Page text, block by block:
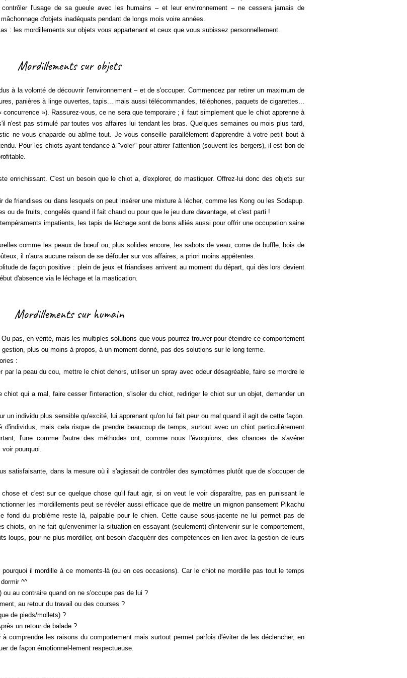
l'usage de sa gueule avec les humains – et leur environnement – ne cessera jamais de
d'objets inadéquats pendant de longs mois voire années.
: les mordillements sur objets vous appartenant et ceux que vous subissez personnellement.
Mordillements sur objets
la volonté de découvrir l'environnement – et de s'occuper. Commencez par retirer un maximum de
panières à linge ouvertes, tapis... mais aussi télécommandes, téléphones, paquets de cigarettes...
»). Rassurez-vous, ce ne sera que temporaire ; il faut simplement que le chiot apprenne à
n'est pas stimulé par toutes vos affaires lui tendant les bras. Quelques semaines ou mois plus tard,
ne vous chaparde ou abîme tout. Je vous conseille parallèlement d'apprendre à votre petit bout à
Pour les chiots ayant tendance à "voler" pour attirer l'attention (souvent les bergers), il est bon de
.
C'est un besoin que le chiot a, d'explorer, de mastiquer. Offrez-lui donc des objets sur
friandises ou dans lesquels on peut insérer une mixture à lécher, comme les Kong ou les Sodapup.
ou de fruits, congelés quand il fait chaud ou pour que le jeu dure davantage, et c'est parti !
impatients, les tapis de léchage sont de bons alliés aussi pour offrir une occupation saine
comme les peaux de bœuf ou, plus solides encore, les sabots de veau, corne de buffle, bois de
il n'aura aucune raison de se défouler sur vos affaires, a priori moins appétentes.
de façon positive : plein de jeux et friandises arrivent au moment du départ, qui dès lors devient
d'absence via le léchage et la mastication.
Mordillements sur humain
pas, en vérité, mais les multiples solutions que vous pourrez trouver pour éteindre ce comportement
plus ou moins à propos, à un moment donné, pas des solutions sur le long terme.
:
par la peau du cou, mettre le chiot dehors, utiliser un spray avec odeur désagréable, faire se mordre le
qui a mal, faire cesser l'interaction, s'isoler du chiot, rediriger le chiot sur un objet, demander un
individu plus sensible qu'excité, lui apprenant qu'on lui fait peur ou mal quand il agit de cette façon.
mais cela risque de prendre beaucoup de temps, surtout avec un chiot particulièrement
l'une comme l'autre des méthodes ont, comme nous l'évoquions, des chances de s'avérer
pourquoi.
dans la mesure où il s'agissait de contrôler des symptômes plutôt que de s'occuper de
et c'est sur ce quelque chose qu'il faut agir, si on veut le voir disparaître, pas en punissant le
les mordillements peut se révéler aussi efficace que de mettre un mignon pansement Pikachu
fond du problème reste là, palpable pour le chien. Cette cause sous-jacente ne lui permet pas de
chiots, on ne fait qu'envenimer la situation en essayant (seulement) d'intervenir sur le comportement,
loups, pour ne plus mordiller, ont besoin d'acquérir des compétences en lien avec la gestion de leurs
il mordille à ce moments-là (ou en ces occasions). Car le chiot ne mordille pas tout le temps
^^
au contraire quand on ne s'occupe pas de lui ?
au retour du travail ou des courses ?
de pieds/mollets) ?
un retour de balade ?
les raisons du comportement mais surtout permet parfois d'éviter de les déclencher, en
de façon émotionnel-lement respectueuse.